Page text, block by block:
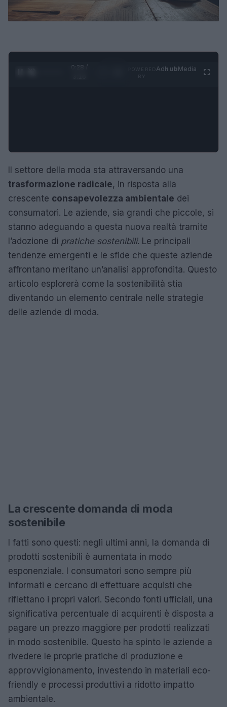
0:29 /
AdhubMedia
Il settore della moda sta attraversando una
trasformazione radicale, in risposta alla
crescente consapevolezza ambientale dei
consumatori. Le aziende, sia grandi che piccole, si
stanno adeguando a questa nuova realtà tramite
l’adozione di pratiche sostenibili. Le principali
tendenze emergenti e le sfide che queste aziende
affrontano meritano un’analisi approfondita. Questo
articolo esplorerà come la sostenibilità stia
diventando un elemento centrale nelle strategie
delle aziende di moda.
La crescente domanda di moda
sostenibile
I fatti sono questi: negli ultimi anni, la domanda di
prodotti sostenibili è aumentata in modo
esponenziale. I consumatori sono sempre più
informati e cercano di effettuare acquisti che
riflettano i propri valori. Secondo fonti ufficiali, una
significativa percentuale di acquirenti è disposta a
pagare un prezzo maggiore per prodotti realizzati
in modo sostenibile. Questo ha spinto le aziende a
rivedere le proprie pratiche di produzione e
approvvigionamento, investendo in materiali eco-
friendly e processi produttivi a ridotto impatto
ambientale.